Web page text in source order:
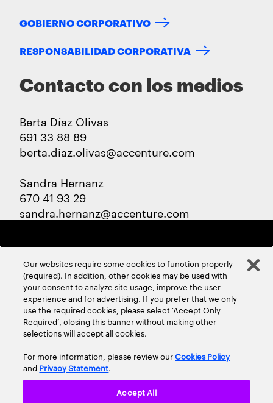
GOBIERNO CORPORATIVO
RESPONSABILIDAD CORPORATIVA
Contacto con los medios
Berta Díaz Olivas
691 33 88 89
berta.diaz.olivas@accenture.com
Sandra Hernanz
670 41 93 29
sandra.hernanz@accenture.com
ABOUT USCONTACT US CAREERSLOCATIONS
Terms & Conditions
Our websites require some cookies to function properly
(required). In addition, other cookies may be used with
your consent to analyze site usage, improve the user
experience and for advertising. If you prefer that we only
use the required cookies, please select ‘Accept Only
Required’, closing this banner without making other
selections will accept all cookies.
For more information, please review ourCookies Policy
and Privacy Statement.
Accept All